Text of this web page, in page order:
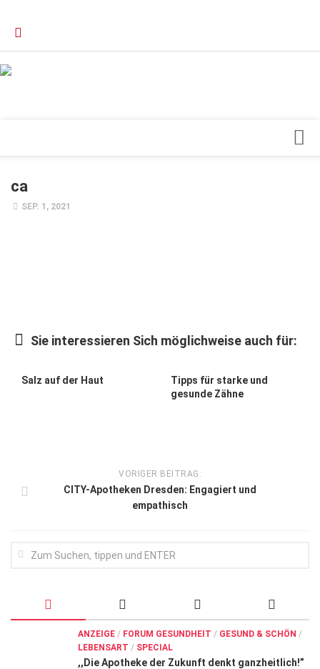
Forschung
Forum Gesundheit
Kampf gegen Krebs
ca
SEP. 1, 2021
Sie interessieren Sich möglichweise auch für:
Salz auf der Haut
Tipps für starke und
gesunde Zähne
VORIGER BEITRAG:
CITY-Apotheken Dresden: Engagiert und
empathisch
ANZEIGE / FORUM GESUNDHEIT / GESUND & SCHÖN /
LEBENSART / SPECIAL
,,Die Apotheke der Zukunft denkt ganzheitlich!”